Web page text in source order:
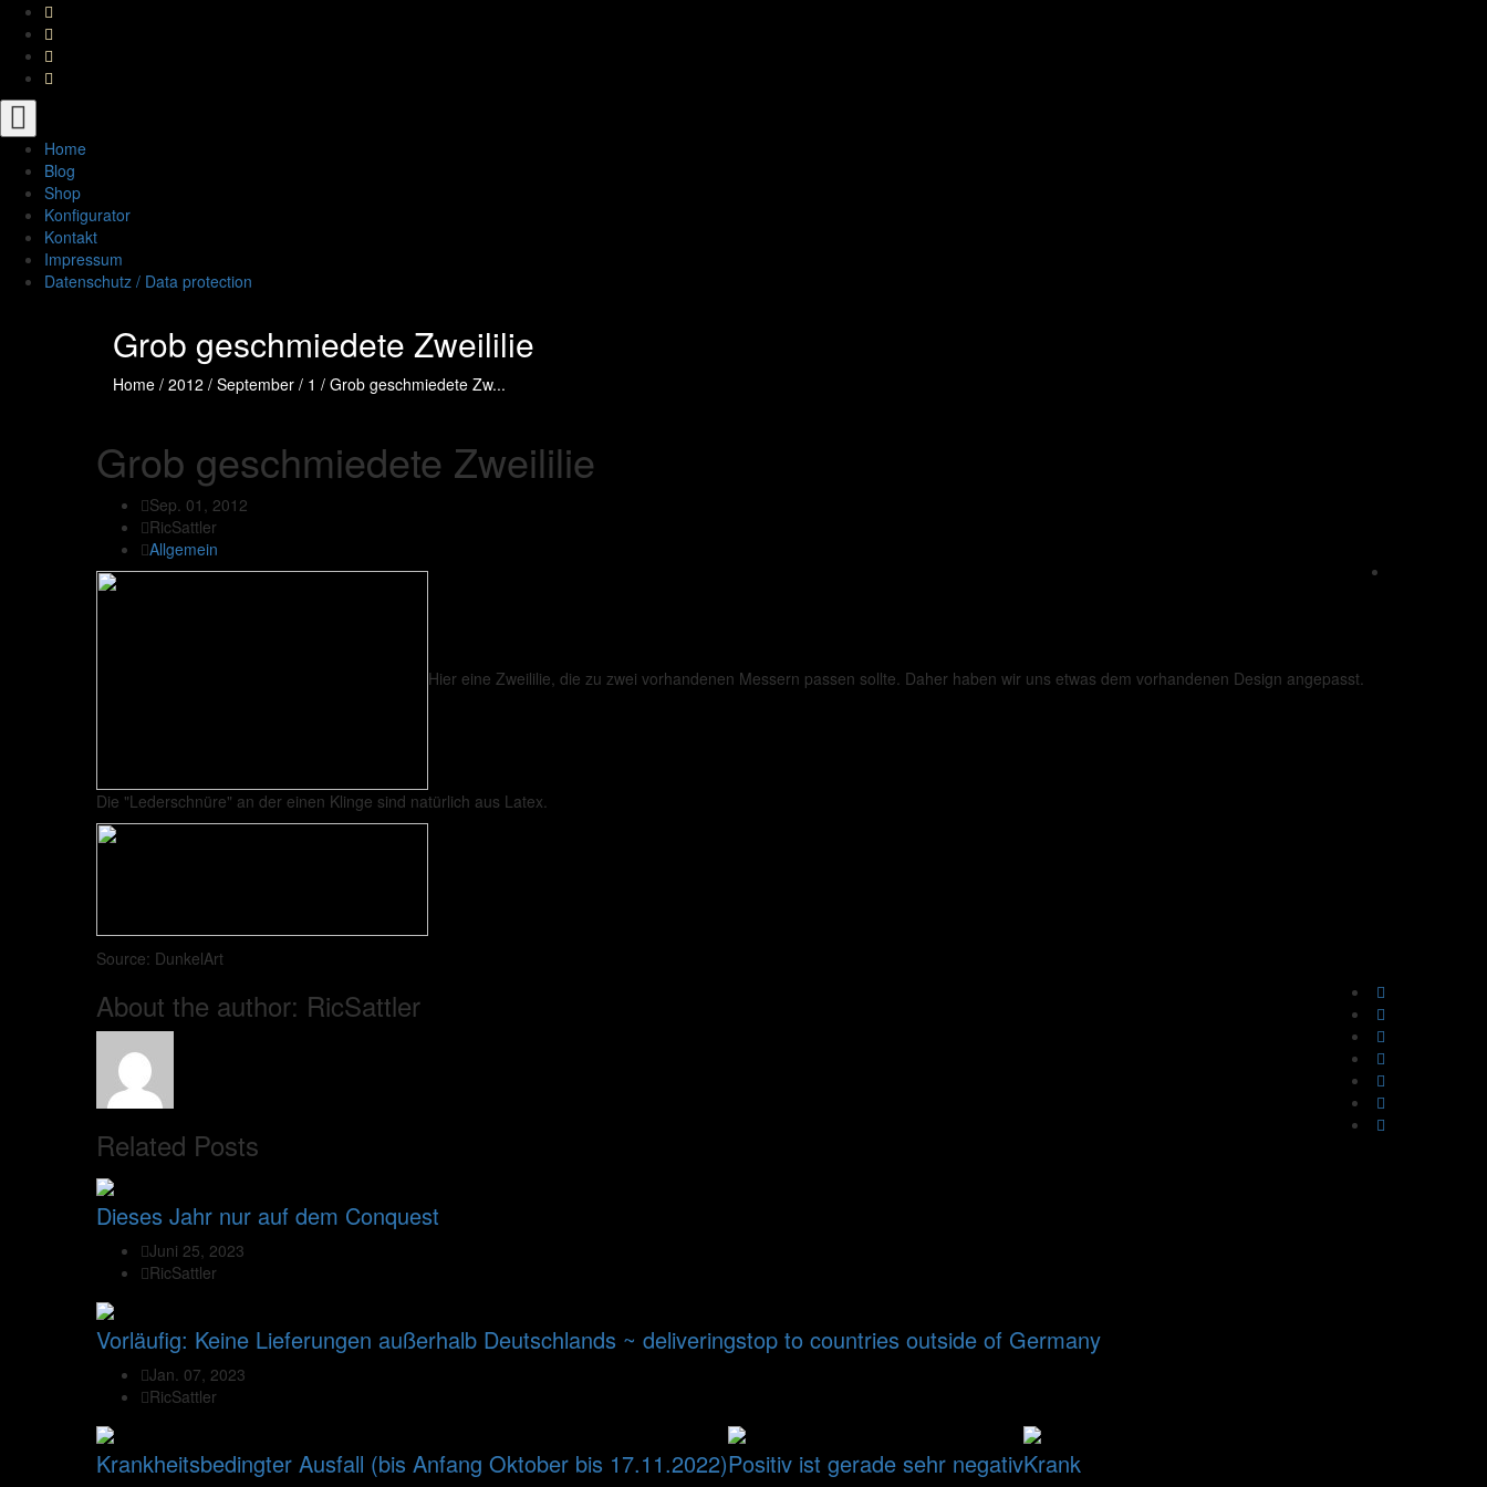
Toggle
navigation
Home
Blog
Shop
Konfigurator
Kontakt
Impressum
Datenschutz / Data protection
Grob geschmiedete Zweililie
Home / 2012 / September / 1 / Grob geschmiedete Zw...
Grob geschmiedete Zweililie
Sep. 01, 2012
RicSattler
Allgemein
Hier eine Zweililie, die zu zwei vorhandenen Messern passen sollte. Daher haben wir uns etwas dem vorhandenen Design angepasst.
Die "Lederschnüre" an der einen Klinge sind natürlich aus Latex.
Source: DunkelArt
About the author: RicSattler
Related Posts
Dieses Jahr nur auf dem Conquest
Juni 25, 2023
RicSattler
Vorläufig: Keine Lieferungen außerhalb Deutschlands ~ deliveringstop to countries outside of Germany
Jan. 07, 2023
RicSattler
Krankheitsbedingter Ausfall (bis Anfang Oktober bis 17.11.2022)Positiv ist gerade sehr negativKrank